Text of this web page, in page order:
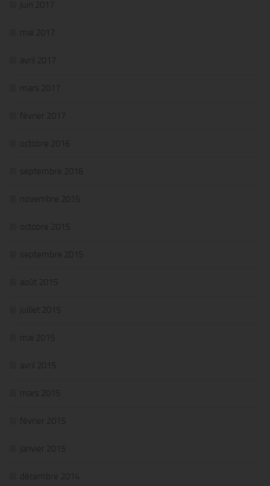
juin 2017
mai 2017
avril 2017
mars 2017
février 2017
octobre 2016
septembre 2016
novembre 2015
octobre 2015
septembre 2015
août 2015
juillet 2015
mai 2015
avril 2015
mars 2015
février 2015
janvier 2015
décembre 2014